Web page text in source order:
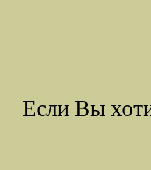
Если Вы